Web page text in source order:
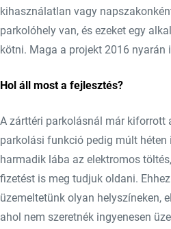
kihasználatlan vagy
parkolóhely van, és ezeket egy
kötni. Maga a projekt 2016 nyarán
Hol áll most a fejlesztés?
A zárttéri parkolásnál már kiforrott
parkolási funkció pedig múlt
harmadik lába az elektromos
fizetést is meg tudjuk oldani.
üzemeltetünk olyan helyszíneken,
ahol nem szeretnék ingyenesen